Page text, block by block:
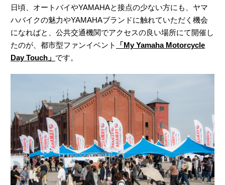
日頃、オートバイやYAMAHAと接点の少ない方にも、ヤマ
ハバイクの魅力やYAMAHAブランドに触れていただく機会
になればと、公共交通機関でアクセスの良い場所にて開催し
たのが、都市型ファンイベント
「My Yamaha Motorcycle
Day Touch」 です。